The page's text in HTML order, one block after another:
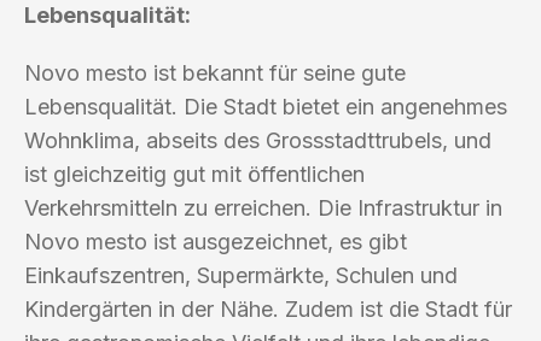
Lebensqualität:
Novo mesto ist bekannt für seine gute
Lebensqualität. Die Stadt bietet ein angenehmes
Wohnklima, abseits des Grossstadttrubels, und
ist gleichzeitig gut mit öffentlichen
Verkehrsmitteln zu erreichen. Die Infrastruktur in
Novo mesto ist ausgezeichnet, es gibt
Einkaufszentren, Supermärkte, Schulen und
Kindergärten in der Nähe. Zudem ist die Stadt für